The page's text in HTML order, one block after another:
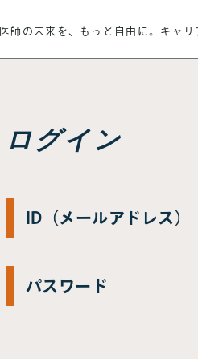
医師の未来を、もっと自由に。 キャリ
ログイン
ID（メールアドレス）
パスワード